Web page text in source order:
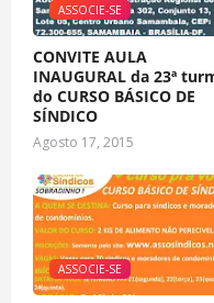
ASSOCIE-SE
CONVITE AULA
INAUGURAL da 23ª
do CURSO BÁSICO DE
SÍNDICO
Agosto 17, 2015
ASSOCIE-SE